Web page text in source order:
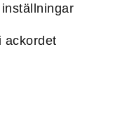
ackordet